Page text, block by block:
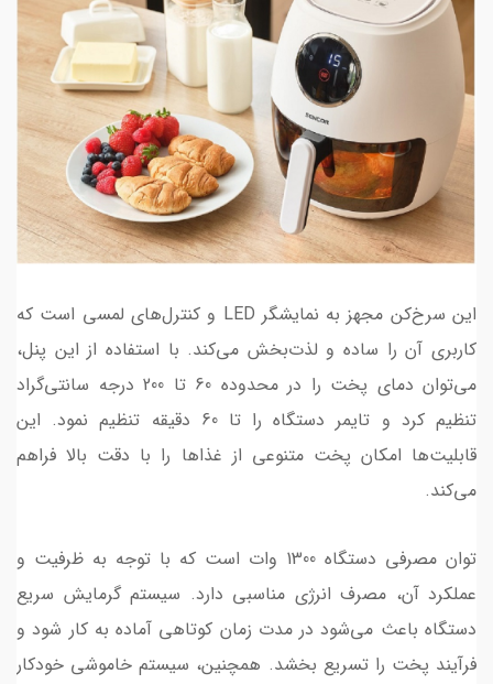
این سرخ‌کن مجهز به نمایشگر LED و کنترل‌های لمسی است که
کاربری آن را ساده و لذت‌بخش می‌کند. با استفاده از این پنل،
می‌توان دمای پخت را در محدوده 60 تا 200 درجه سانتی‌گراد
تنظیم کرد و تایمر دستگاه را تا 60 دقیقه تنظیم نمود. این
قابلیت‌ها امکان پخت متنوعی از غذاها را با دقت بالا فراهم
می‌کند.
توان مصرفی دستگاه 1300 وات است که با توجه به ظرفیت و
عملکرد آن، مصرف انرژی مناسبی دارد. سیستم گرمایش سریع
دستگاه باعث می‌شود در مدت زمان کوتاهی آماده به کار شود و
فرآیند پخت را تسریع بخشد. همچنین، سیستم خاموشی خودکار